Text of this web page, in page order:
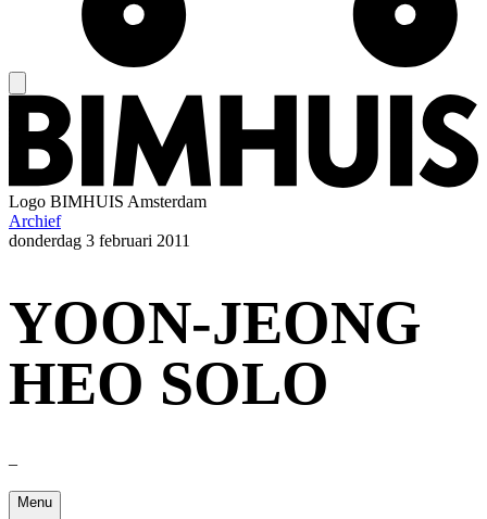
Logo BIMHUIS Amsterdam
Archief
donderdag 3 februari 2011
YOON-JEONG
HEO SOLO
–
Menu